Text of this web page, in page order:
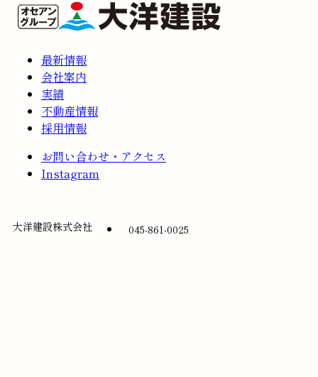
最新情報
会社案内
実績
不動産情報
採用情報
お問い合わせ・アクセス
Instagram
大洋建設株式会社 045-861-0025